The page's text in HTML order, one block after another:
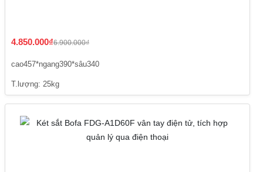
4.850.000₫6.900.000₫
cao457*ngang390*sâu340
T.lượng: 25kg